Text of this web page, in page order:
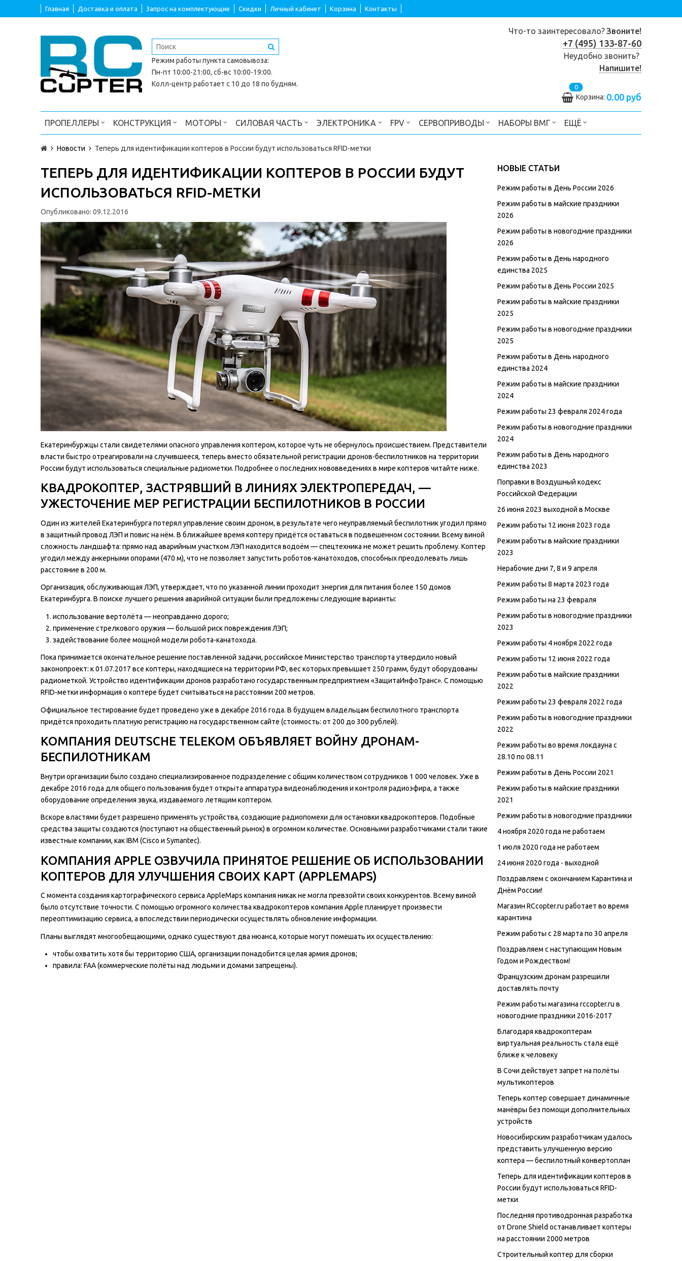
Главная Доставка и оплата Запрос на комплектующие Скидки Личный кабинет Корзина Контакты
Режим работы пункта самовывоза:
Пн-пт 10:00-21:00, сб-вс 10:00-19:00.
Колл-центр работает с 10 до 18 по будням.
Что-то заинтересовало?Звоните!
+7 (495) 133-87-60
Неудобно звонить?
Напишите!
0
Корзина: 0.00 руб
ПРОПЕЛЛЕРЫ КОНСТРУКЦИЯ МОТОРЫ СИЛОВАЯ ЧАСТЬ ЭЛЕКТРОНИКА FPV СЕРВОПРИВОДЫ НАБОРЫ ВМГ ЕЩЁ
Новости Теперь для идентификации коптеров в России будут использоваться RFID-метки
НОВЫЕ СТАТЬИ
Режим работы в День России 2026
Режим работы в майские праздники
2026
Режим работы в новогодние праздники
2026
Режим работы в День народного
единства 2025
Режим работы в День России 2025
Режим работы в майские праздники
2025
Режим работы в новогодние праздники
2025
Режим работы в День народного
единства 2024
Режим работы в майские праздники
2024
Режим работы 23 февраля 2024 года
Режим работы в новогодние праздники
2024
Режим работы в День народного
единства 2023
Поправки в Воздушный кодекс
Российской Федерации
26 июня 2023 выходной в Москве
Режим работы 12 июня 2023 года
Режим работы в майские праздники
2023
Нерабочие дни 7, 8 и 9 апреля
Режим работы 8 марта 2023 года
Режим работы на 23 февраля
Режим работы в новогодние праздники
2023
Режим работы 4 ноября 2022 года
Режим работы 12 июня 2022 года
Режим работы в майские праздники
2022
Режим работы 23 февраля 2022 года
Режим работы в новогодние праздники
2022
Режим работы во время локдауна с
28.10 по 08.11
Режим работы в День России 2021
Режим работы в майские праздники
2021
Режим работы в новогодние праздники
4 ноября 2020 года не работаем
1 июля 2020 года не работаем
24 июня 2020 года - выходной
Поздравляем с окончанием Карантина и
Днём России!
Магазин RCcopter.ru работает во время
карантина
Режим работы с 28 марта по 30 апреля
Поздравляем с наступающим Новым
Годом и Рождеством!
Французским дронам разрешили
доставлять почту
Режим работы магазина rccopter.ru в
новогодние праздники 2016-2017
Благодаря квадрокоптерам
виртуальная реальность стала ещё
ближе к человеку
В Сочи действует запрет на полёты
мультикоптеров
Теперь коптер совершает динамичные
манёвры без помощи дополнительных
устройств
Новосибирским разработчикам удалось
представить улучшенную версию
коптера — беспилотный конвертоплан
Теперь для идентификации коптеров в
России будут использоваться RFID-
метки
Последняя противодронная разработка
от Drone Shield останавливает коптеры
на расстоянии 2000 метров
Строительный коптер для сборки
ТЕПЕРЬ ДЛЯ ИДЕНТИФИКАЦИИ КОПТЕРОВ В РОССИИ БУДУТ
ИСПОЛЬЗОВАТЬСЯ RFID-МЕТКИ
Опубликовано: 09.12.2016
Екатеринбуржцы стали свидетелями опасного управления коптером, которое чуть не обернулось происшествием. Представители
власти быстро отреагировали на случившееся, теперь вместо обязательной регистрации дронов-беспилотников на территории
России будут использоваться специальные радиометки. Подробнее о последних нововведениях в мире коптеров читайте ниже.
КВАДРОКОПТЕР, ЗАСТРЯВШИЙ В ЛИНИЯХ ЭЛЕКТРОПЕРЕДАЧ, —
УЖЕСТОЧЕНИЕ МЕР РЕГИСТРАЦИИ БЕСПИЛОТНИКОВ В РОССИИ
Один из жителей Екатеринбурга потерял управление своим дроном, в результате чего неуправляемый беспилотник угодил прямо
в защитный провод ЛЭП и повис на нём. В ближайшее время коптеру придётся оставаться в подвешенном состоянии. Всему виной
сложность ландшафта: прямо над аварийным участком ЛЭП находится водоём — спецтехника не может решить проблему. Коптер
угодил между анкерными опорами (470 м), что не позволяет запустить роботов-канатоходов, способных преодолевать лишь
расстояние в 200 м.
Организация, обслуживающая ЛЭП, утверждает, что по указанной линии проходит энергия для питания более 150 домов
Екатеринбурга. В поиске лучшего решения аварийной ситуации были предложены следующие варианты:
использование вертолёта — неоправданно дорого;
применение стрелкового оружия — большой риск повреждения ЛЭП;
задействование более мощной модели робота-канатохода.
Пока принимается окончательное решение поставленной задачи, российское Министерство транспорта утвердило новый
законопроект: к 01.07.2017 все коптеры, находящиеся на территории РФ, вес которых превышает 250 грамм, будут оборудованы
радиометкой. Устройство идентификации дронов разработано государственным предприятием «ЗащитаИнфоТранс». С помощью
RFID-метки информация о коптере будет считываться на расстоянии 200 метров.
Официальное тестирование будет проведено уже в декабре 2016 года. В будущем владельцам беспилотного транспорта
придётся проходить платную регистрацию на государственном сайте (стоимость: от 200 до 300 рублей).
КОМПАНИЯ DEUTSCHE TELEKOM ОБЪЯВЛЯЕТ ВОЙНУ ДРОНАМ-
БЕСПИЛОТНИКАМ
Внутри организации было создано специализированное подразделение с общим количеством сотрудников 1 000 человек. Уже в
декабре 2016 года для общего пользования будет открыта аппаратура видеонаблюдения и контроля радиоэфира, а также
оборудование определения звука, издаваемого летящим коптером.
Вскоре властями будет разрешено применять устройства, создающие радиопомехи для остановки квадрокоптеров. Подобные
средства защиты создаются (поступают на общественный рынок) в огромном количестве. Основными разработчиками стали такие
известные компании, как IBM (Cisco и Symantec).
КОМПАНИЯ APPLE ОЗВУЧИЛА ПРИНЯТОЕ РЕШЕНИЕ ОБ ИСПОЛЬЗОВАНИИ
КОПТЕРОВ ДЛЯ УЛУЧШЕНИЯ СВОИХ КАРТ (APPLEMAPS)
С момента создания картографического сервиса AppleMaps компания никак не могла превзойти своих конкурентов. Всему виной
было отсутствие точности. С помощью огромного количества квадрокоптеров компания Apple планирует произвести
переоптимизацию сервиса, а впоследствии периодически осуществлять обновление информации.
Планы выглядят многообещающими, однако существуют два нюанса, которые могут помешать их осуществлению:
чтобы охватить хотя бы территорию США, организации понадобится целая армия дронов;
правила: FAA (коммерческие полёты над людьми и домами запрещены).